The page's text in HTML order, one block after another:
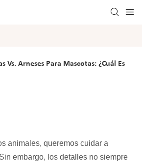
Vs. Arneses Para Mascotas: ¿cuál Es
animales, queremos cuidar a
embargo, los detalles no siempre